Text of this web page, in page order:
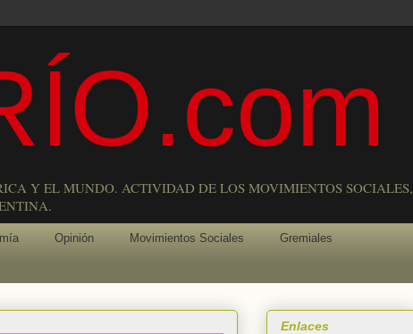
Y EL MUNDO. ACTIVIDAD DE LOS MOVIMIENTOS SOCIALES,
Opinión Movimientos Sociales Gremiales
Enlaces